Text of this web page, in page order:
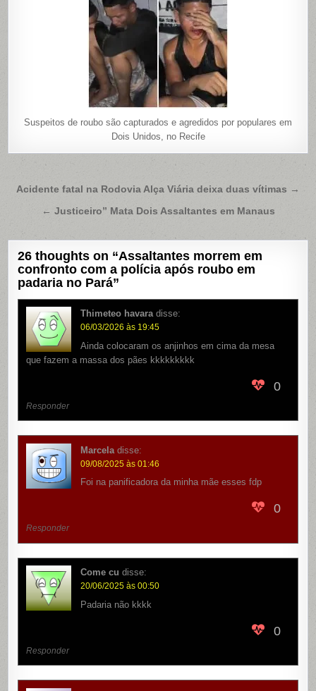
Suspeitos de roubo são capturados e agredidos por populares em
Dois Unidos, no Recife
Navegação
Acidente fatal na Rodovia Alça Viária deixa duas vítimas →
← Justiceiro” Mata Dois Assaltantes em Manaus
26 thoughts on “Assaltantes morrem em
confronto com a polícia após roubo em
padaria no Pará”
Thimeteo havara disse:
06/03/2026 às 19:45
Ainda colocaram os anjinhos em cima da mesa
que fazem a massa dos pães kkkkkkkkk
0
Responder
Marcela disse:
09/08/2025 às 01:46
Foi na panificadora da minha mãe esses fdp
0
Responder
Come cu disse:
20/06/2025 às 00:50
Padaria não kkkk
0
Responder